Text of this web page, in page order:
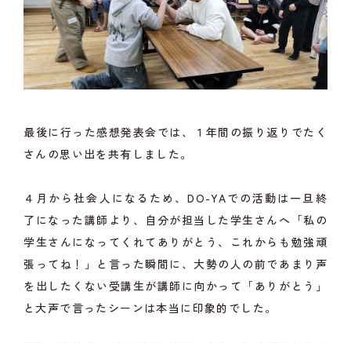
最後に行った感想発表会では、１年間の振り返りでたく
さんの思い出を共有しました。
４月から社会人になるため、DO-YAでの活動は一旦終
了になった講師より、自分が担当した学生さんへ「私の
学生さんになってくれてありがとう、これからも勉強頑
張ってね！」と言った瞬間に、大勢の人の前であまり声
を出したくない受講生が講師に向かって「ありがとう」
と大声で言ったシーンは本当に印象的でした。